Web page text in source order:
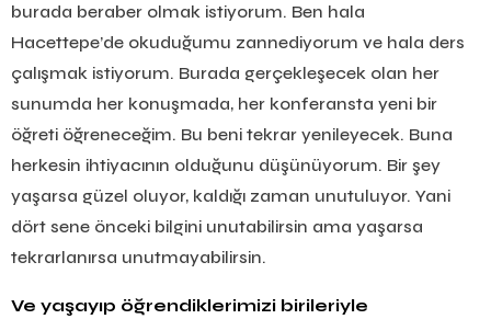
burada beraber olmak istiyorum. Ben hala
Hacettepe’de okuduğumu zannediyorum ve hala ders
çalışmak istiyorum. Burada gerçekleşecek olan her
sunumda her konuşmada, her konferansta yeni bir
öğreti öğreneceğim. Bu beni tekrar yenileyecek. Buna
herkesin ihtiyacının olduğunu düşünüyorum. Bir şey
yaşarsa güzel oluyor, kaldığı zaman unutuluyor. Yani
dört sene önceki bilgini unutabilirsin ama yaşarsa
tekrarlanırsa unutmayabilirsin.
Ve yaşayıp öğrendiklerimizi birileriyle